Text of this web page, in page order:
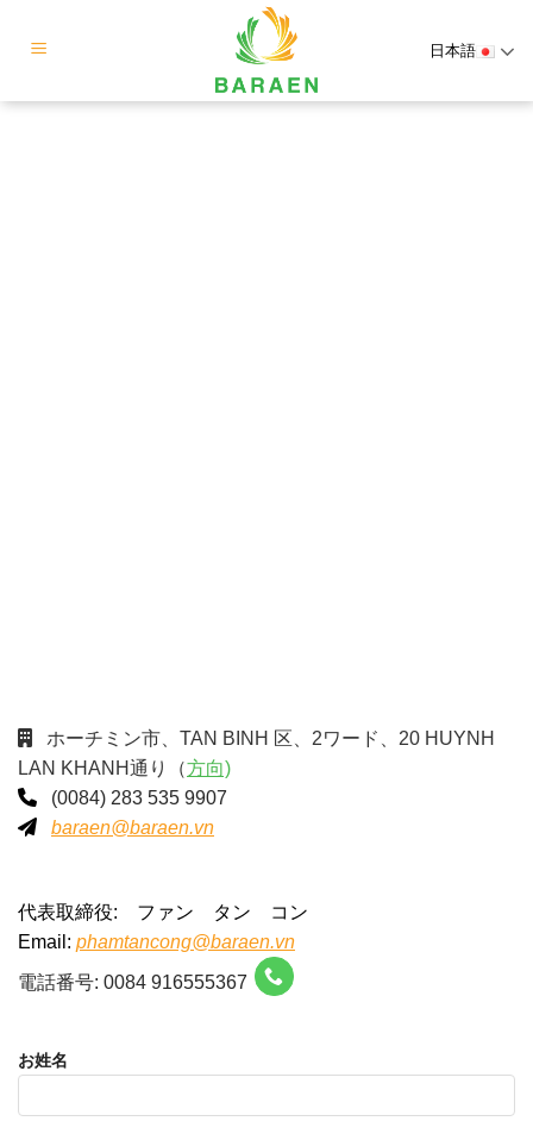
日本語
ホーチミン市、TAN BINH 区、2ワード、20 HUYNH
LAN KHANH通り（方向)
(0084) 283 535 9907
baraen@baraen.vn
代表取締役: ファン タン コン
Email: phamtancong@baraen.vn
電話番号: 0084 916555367
お姓名